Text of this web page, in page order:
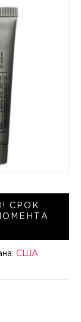
СРОК
США